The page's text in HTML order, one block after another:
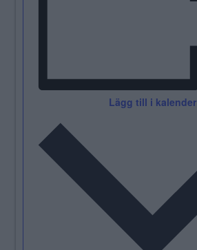
Lägg till i kalender